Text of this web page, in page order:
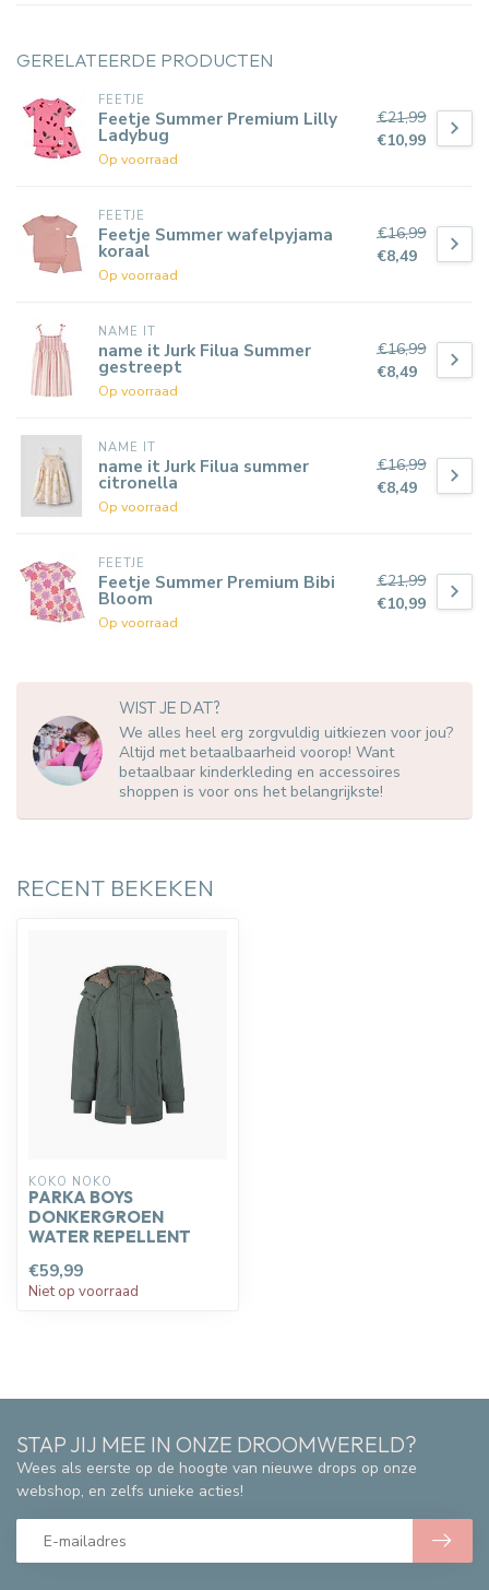
GERELATEERDE PRODUCTEN
FEETJE
Feetje Summer Premium Lilly
Ladybug
Op voorraad
€21,99
€10,99
FEETJE
Feetje Summer wafelpyjama
koraal
Op voorraad
€16,99
€8,49
NAME IT
name it Jurk Filua Summer
gestreept
Op voorraad
€16,99
€8,49
NAME IT
name it Jurk Filua summer
citronella
Op voorraad
€16,99
€8,49
FEETJE
Feetje Summer Premium Bibi
Bloom
Op voorraad
€21,99
€10,99
WIST JE DAT?
We alles heel erg zorgvuldig uitkiezen voor jou?
Altijd met betaalbaarheid voorop! Want
betaalbaar kinderkleding en accessoires
shoppen is voor ons het belangrijkste!
RECENT BEKEKEN
KOKO NOKO
PARKA BOYS
DONKERGROEN
WATER REPELLENT
€59,99
Niet op voorraad
STAP JIJ MEE IN ONZE DROOMWERELD?
Wees als eerste op de hoogte van nieuwe drops op onze
webshop, en zelfs unieke acties!